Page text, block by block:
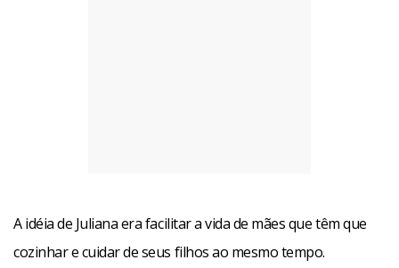
A idéia de Juliana era facilitar a vida de mães que têm que
cozinhar e cuidar de seus filhos ao mesmo tempo.